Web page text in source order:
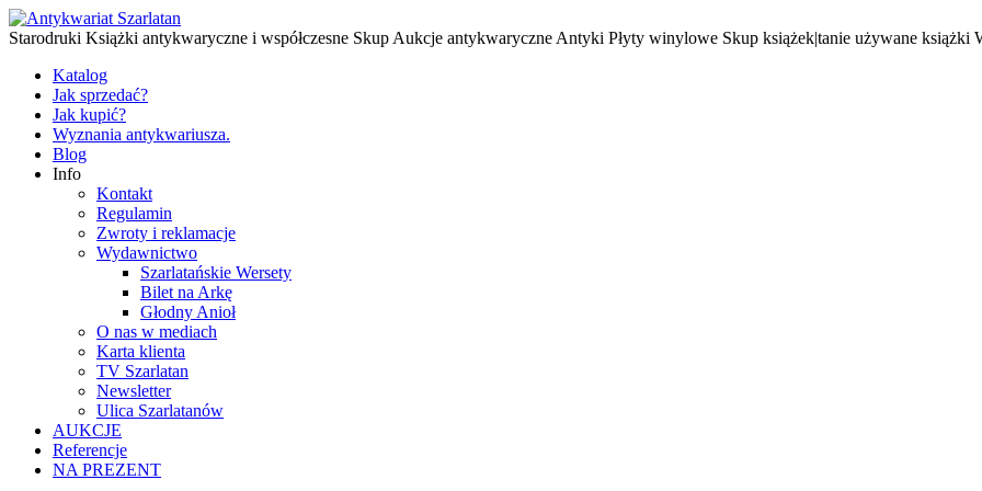
Starodruki Książki antykwaryczne i współczesne Skup Aukcje antykwaryczne Antyki Płyty winylowe Skup książek|tanie używane książki
Katalog
Jak sprzedać?
Jak kupić?
Wyznania antykwariusza.
Blog
Info
Kontakt
Regulamin
Zwroty i reklamacje
Wydawnictwo
Szarlatańskie Wersety
Bilet na Arkę
Głodny Anioł
O nas w mediach
Karta klienta
TV Szarlatan
Newsletter
Ulica Szarlatanów
AUKCJE
Referencje
NA PREZENT